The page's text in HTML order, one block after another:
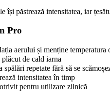
își păstrează intensitatea, iar
Pro
aerului și menține
de cald iarna
spălări repetate fără să se
intensitatea în timp
pentru utilizare zilnică